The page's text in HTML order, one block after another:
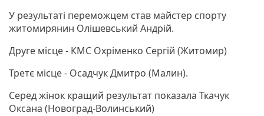
У результаті переможцем став майстер спорту
житомирянин Олішевський Андрій.
Друге місце - КМС Охріменко Сергій (Житомир)
Третє місце - Осадчук Дмитро (Малин).
Серед жінок кращий результат показала Ткачук
Оксана (Новоград-Волинський)